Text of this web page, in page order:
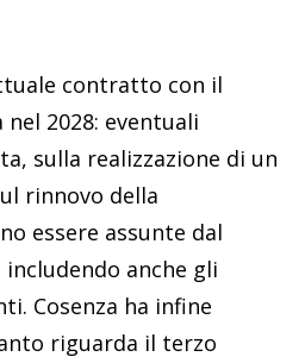
contratto con il
2028: eventuali
sulla realizzazione di un
rinnovo della
essere assunte dal
anche gli
Cosenza ha infine
riguarda il terzo